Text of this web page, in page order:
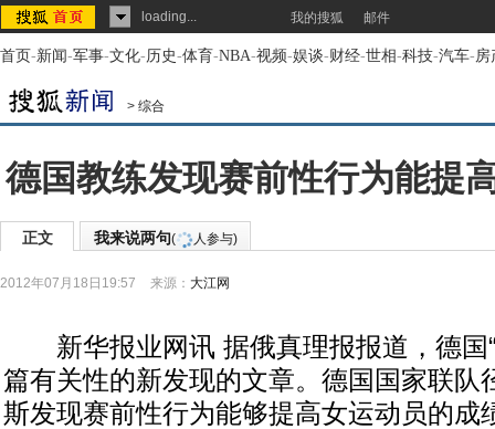
loading... 我的搜狐 邮件
首页-新闻-军事-文化-历史-体育-NBA-视频-娱谈-财经-世相-科技-汽车-房
> 综合
德国教练发现赛前性行为能提
正文 我来说两句( 人参与)
2012年07月18日19:57 来源： 大江网
新华报业网讯 据俄真理报报道，德国“
篇有关性的新发现的文章。德国国家联队
斯发现赛前性行为能够提高女运动员的成